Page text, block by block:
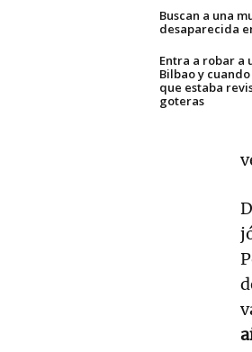
Buscan a una
desaparecida
Entra a robar a
Bilbao y
que estaba
goteras